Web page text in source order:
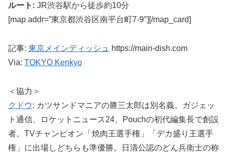
ルート: JR渋谷駅から徒歩約10分
[map addr=”東京都渋谷区南平台町7-9″][/map_card]
記事: 東京メインディッシュ
https://main-dish.com
Via: TOKYO Kenkyo
＜協力＞
クドウ: カツサンドマニアの勝三太郎は別名義。ガジェッ
ト通信、ロケットニュース24、Pouchの初代編集長で創設
者。TVチャンピオン「焼肉王選手権」「デカ盛り王選手
権」に出場しどちらも準優勝。日清公認のどん兵衛士の称